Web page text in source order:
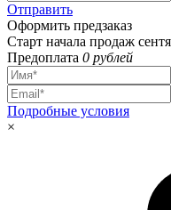
Отправить
Оформить предзаказ
Старт начала продаж
Предоплата 0 рублей
Подробные условия
×